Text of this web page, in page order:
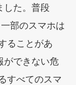
した。普段
部のスマホは
ることがあ
ができない危
すべてのスマ